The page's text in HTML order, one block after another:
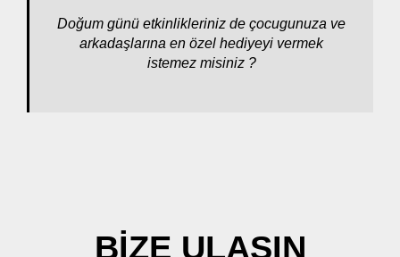
Doğum günü etkinlikleriniz de çocugunuza ve
arkadaşlarına en özel hediyeyi vermek
istemez misiniz ?
BIZE ULAŞIN